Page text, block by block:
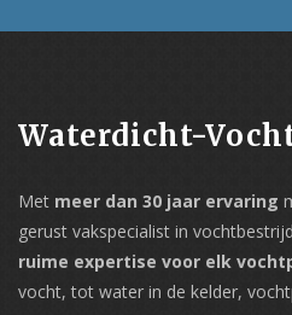
Waterdicht-
Met meer dan 30 jaar ervaring
gerust vakspecialist in
ruime expertise voor elk
vocht, tot water in de kelder,